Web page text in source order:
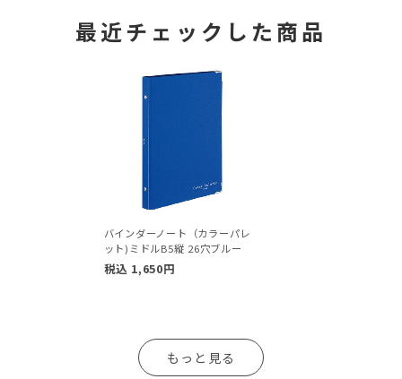
最近チェックした商品
バインダーノート（カラーパレ
ット)ミドルB5縦 26穴ブルー
税込 1,650円
もっと見る